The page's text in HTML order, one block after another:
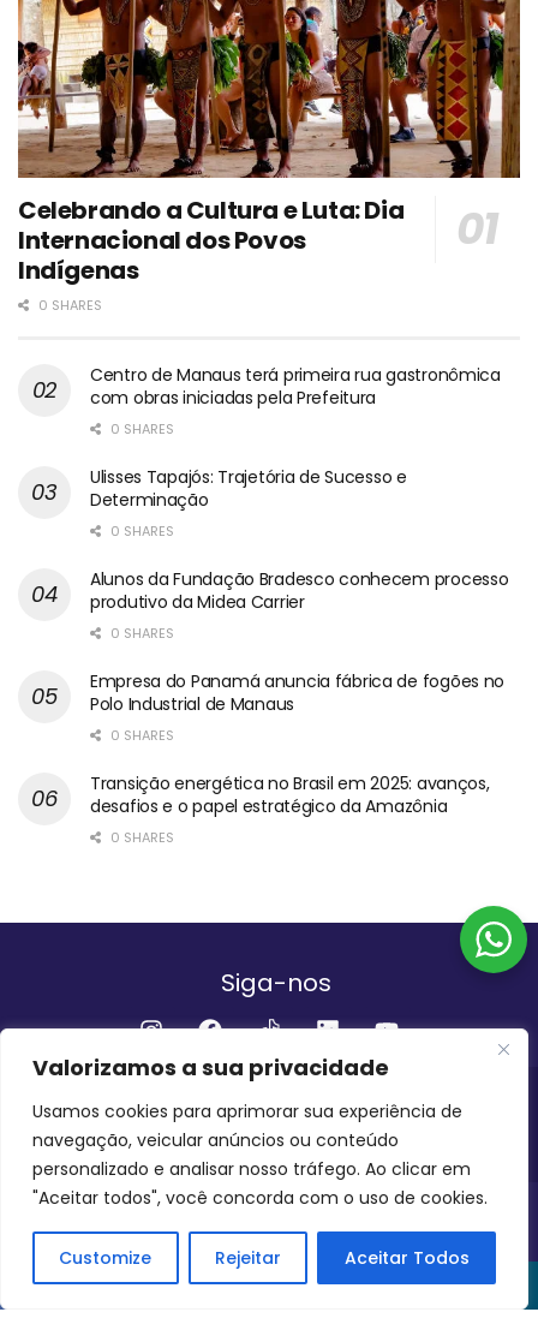
Valorizamos a sua privacidade
Usamos cookies para aprimorar sua experiência de
navegação, veicular anúncios ou conteúdo
personalizado e analisar nosso tráfego. Ao clicar em
"Aceitar todos", você concorda com o uso de cookies.
Customize Rejeitar Aceitar Todos
Celebrando a Cultura e Luta: Dia
Internacional dos Povos
Indígenas
0 SHARES
Centro de Manaus terá primeira rua gastronômica
com obras iniciadas pela Prefeitura
0 SHARES
Ulisses Tapajós: Trajetória de Sucesso e
Determinação
0 SHARES
Alunos da Fundação Bradesco conhecem processo
produtivo da Midea Carrier
0 SHARES
Empresa do Panamá anuncia fábrica de fogões no
Polo Industrial de Manaus
0 SHARES
Transição energética no Brasil em 2025: avanços,
desafios e o papel estratégico da Amazônia
0 SHARES
Siga-nos
Institucional
QUEM SOMOS FALE CONOSCO
INVEST AMAZÔNIA BRASIL
COPYRIGHT 2024 - 2026